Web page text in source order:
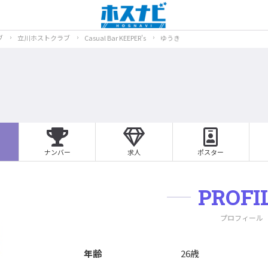
立川ホストクラブ Casual Bar KEEPER's ゆうき
ナンバー 求人 ポスター
プロフィール
年齢 26歳